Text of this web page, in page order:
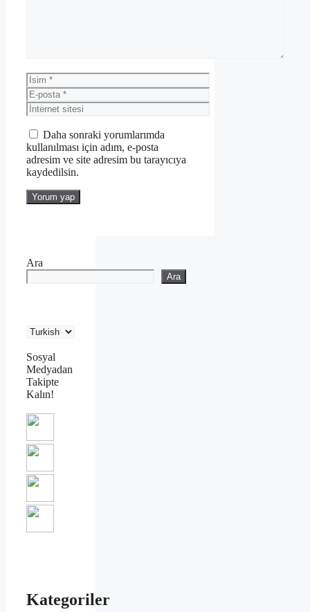
İsim
E-
posta
İnternet
sitesi
Daha sonraki yorumlarımda
kullanılması için adım, e-posta
adresim ve site adresim bu tarayıcıya
kaydedilsin.
Ara
Ara
Sosyal
Medyadan
Takipte
Kalın!
Kategoriler